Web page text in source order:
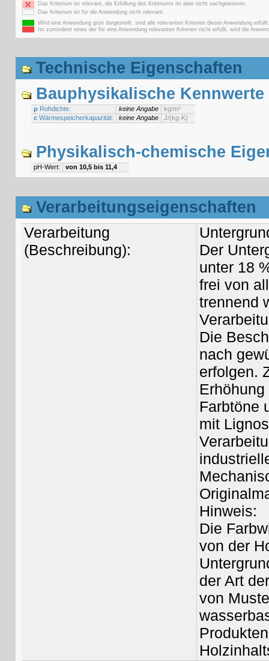
Das Kriterium ist relevant, die Erfüllung des Kriteriums ist aber nicht nachgewiesen.
Das Kriterium ist für die Anwendung nicht relevant.
Wird eine Anwendung grün dargestellt, sind alle relevanten Kriterien dieser Anwendung erfüllt.
Ist zumindest eines der für eine Anwendung relevanten Kriterien nicht erfüllt, wird die
Technische Eigenschaften
Bauphysikalische Kennwerte
ρ Rohdichte: keine Angabe
kg/m³
c Wärmespeicherkapazität: keine Angabe J/(kg·K)
Physikalisch-chemische
pH-Wert: von 10,5 bis 11,4
Verarbeitungseigenschaften
Verarbeitung
(Beschreibung):
Der
unter 18
frei von
trennend
Die
nach
erfolgen.
Farbtöne
mit
Hinweis:
Die
von der
der Art
von